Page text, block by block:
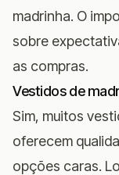
madrinha. O
sobre
as compras.
Vestidos de
Sim, muitos
oferecem
opções caras.